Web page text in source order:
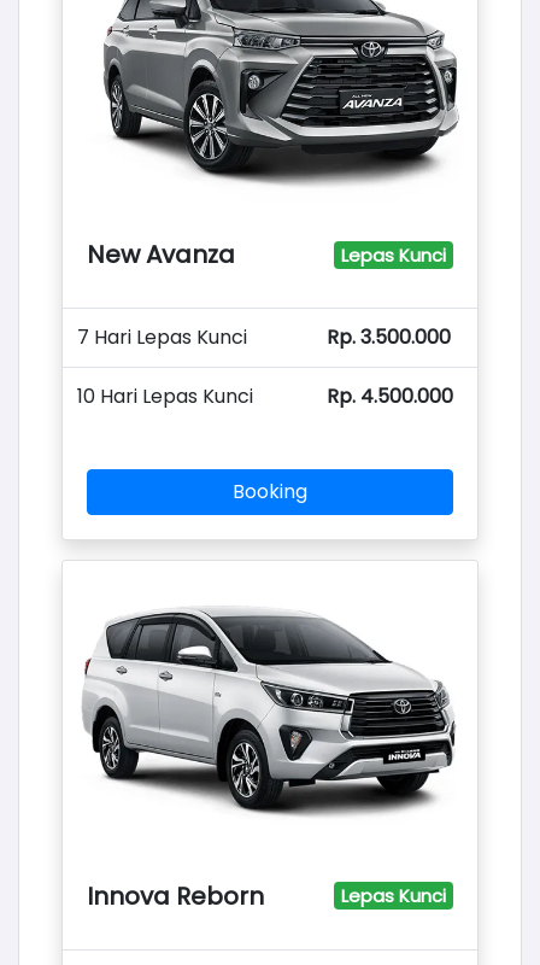
New Avanza Lepas Kunci
7 Hari Lepas Kunci Rp. 3.500.000
10 Hari Lepas Kunci Rp. 4.500.000
Booking
Innova Reborn Lepas Kunci